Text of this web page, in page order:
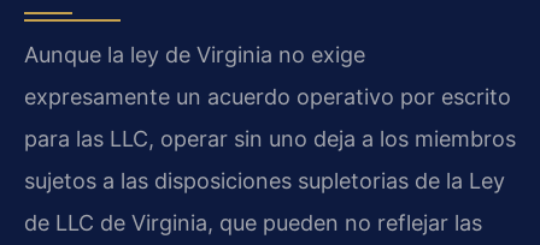
Aunque la ley de Virginia no exige
expresamente un acuerdo operativo por escrito
para las LLC, operar sin uno deja a los miembros
sujetos a las disposiciones supletorias de la Ley
de LLC de Virginia, que pueden no reflejar las